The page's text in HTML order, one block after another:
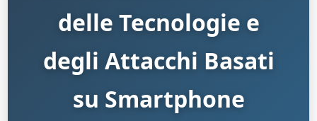
delle Tecnologie e
degli Attacchi Basati
su Smartphone